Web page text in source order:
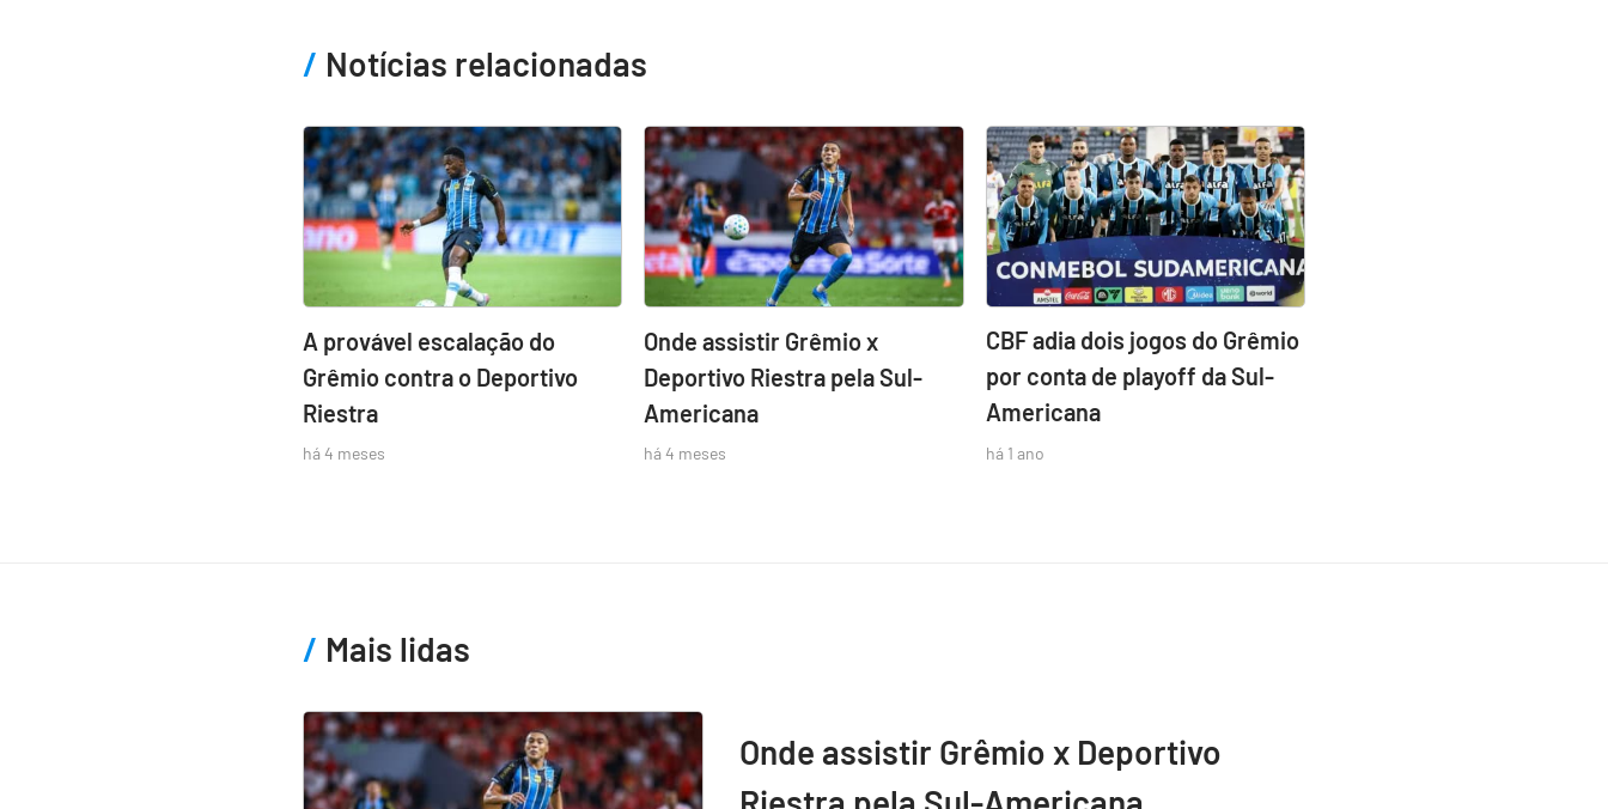
Notícias relacionadas
A provável escalação do
Grêmio contra o Deportivo
Riestra
há 4 meses
Onde assistir Grêmio x
Deportivo Riestra pela Sul-
Americana
há 4 meses
CBF adia dois jogos do Grêmio
por conta de playoff da Sul-
Americana
há 1 ano
Mais lidas
Onde assistir Grêmio x Deportivo